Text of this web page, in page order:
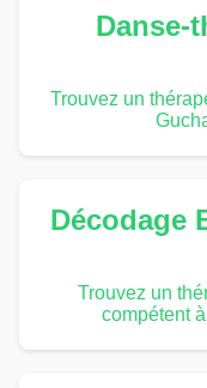
Danse-
Trouvez un
Décodage
Trouvez un
compétent